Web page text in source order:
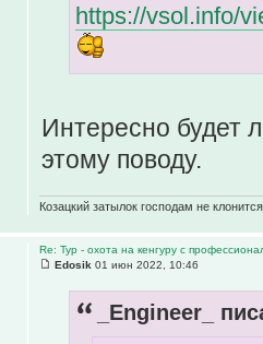
https://vsol.info/
Интересно будет
этому поводу.
Козацкий затылок господам не
Re: Тур - охота на кенгуру с
Edosik 01 июн 2022, 10:46
_Engineer_